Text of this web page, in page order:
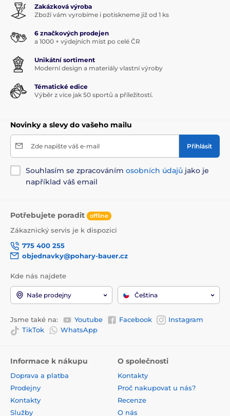
Zakázková výroba
Zboží vám vyrobíme i potiskneme již od 1 ks
6 značkových prodejen
a 1000 + výdejních míst po celé ČR
Unikátní sortiment
Moderní design a materiály vlastní výroby
Tématické edice
Výběr z více jak 50 sportů a příležitostí.
Novinky a slevy do vašeho mailu
Zde napište váš e-mail Přihlásit
Souhlasím se zpracováním osobních údajů jako je
například váš email
Potřebujete poradit offline
Zákaznický servis je k dispozici
775 400 255
objednavky@pohary-bauer.cz
Kde nás najdete
Naše prodejny Čeština
Jsme také na: Youtube Facebook
Instagram
TikTok
WhatsApp
Informace k nákupu
Doprava a platba
Prodejny
Kontakty
Služby
O společnosti
Kontakty
Proč nakupovat u nás?
Recenze
O nás